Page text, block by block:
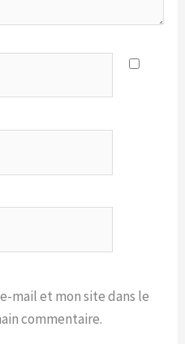
mail et mon site dans le
commentaire.